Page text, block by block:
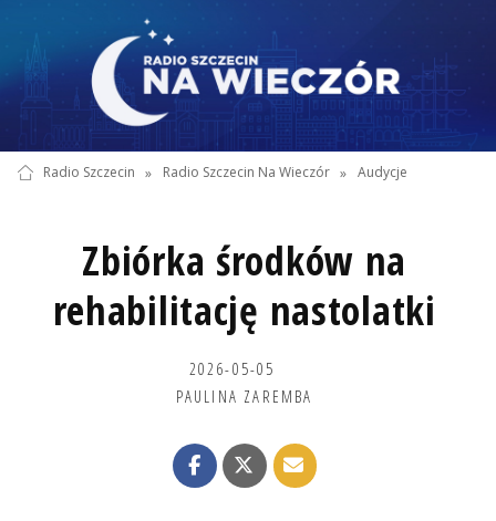
Radio Szczecin » Radio Szczecin Na Wieczór » Audycje
Zbiórka środków na
rehabilitację nastolatki
2026-05-05
PAULINA ZAREMBA